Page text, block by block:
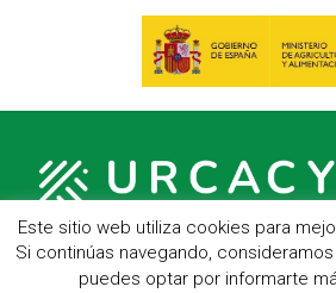
Este sitio web utiliza cookies para
Si continúas navegando,
puedes optar por informarte